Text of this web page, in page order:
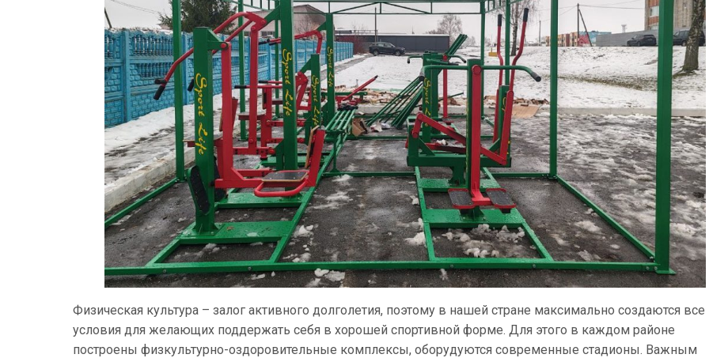
Физическая культура – залог активного долголетия, поэтому в нашей стране максимально создаются все
условия для желающих поддержать себя в хорошей спортивной форме. Для этого в каждом районе
построены физкультурно-оздоровительные комплексы, оборудуются современные стадионы. Важным